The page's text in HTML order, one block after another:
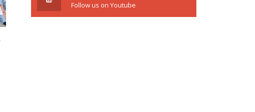
Follow us on Youtube